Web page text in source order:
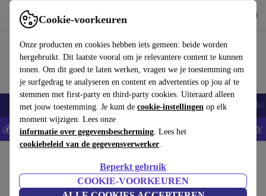
Cookie-voorkeuren
Onze producten en cookies hebben iets gemeen: beide worden
hergebruikt. Dit laatste vooral om je relevantere content te kunnen
tonen. Om dit goed te laten werken, vragen we je toestemming om
je surfgedrag te analyseren en content en advertenties op jou af te
stemmen met first-party en third-party cookies. Uiteraard alleen
met jouw toestemming. Je kunt de cookie-instellingen op elk
moment wijzigen. Lees onze
informatie over gegevensbescherming. Lees het
cookiebeleid van de gegevensverwerker.
Beperkt gebruik
COOKIE-VOORKEUREN
Gebruik refurbed snel en eenvoudig
Smartphones Laptops Tablets Smartwatches Accessoires
💰Bespaar 5% EXTRA op alle iPhones - Code: IPHONEDEAL - AV
Chicco TrollyMe buggy